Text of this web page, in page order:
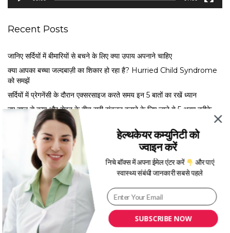
Recent Posts
जानिए सर्दियों में बीमारियों से बचने के लिए क्या उपाय अपनाने चाहिए
क्या आपका बच्चा जल्दबाज़ी का शिकार हो रहा है? Hurried Child Syndrome
को समझें
सर्द‍ियों में प्रेगनेंसी के दौरान एक्सरसाइज करते समय इन 5 बातों का रखें ध्यान
नए साल से काम और सेहत के बीच सही संतुलन बनाने के लिए जाने ये 5 अहम तरीके
मेंस्ट्रुअल फेज के अनुसार खाएं ये फूड्स, जानें एक्सपर्ट से कब क्या खाना है फायदेमंद
SUBSCRIBE NOW
हेल्थकेयर कम्युनिटी को
ज्वाइन करें
निचे बॉक्स में अपना ईमेल एंटर करें
और पाएं
स्वास्थ्य संबंधी जानकारी सबसे पहले